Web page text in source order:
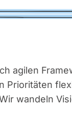
agi­len
wan­deln